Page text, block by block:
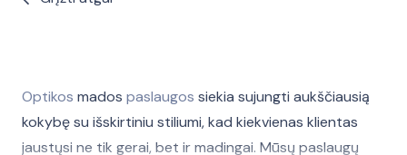
Optikos mados paslaugos siekia sujungti aukščiausią
kokybę su išskirtiniu stiliumi, kad kiekvienas klientas
jaustųsi ne tik gerai, bet ir madingai. Mūsų paslaugų